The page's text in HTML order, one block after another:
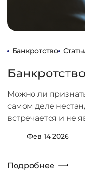
Банкротство
Можно ли
самом деле
встречается и не
Фев 14 2026
Подробнее